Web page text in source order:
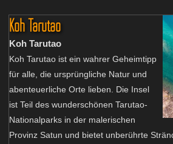
Koh Tarutao
Koh Tarutao
Koh Tarutao ist ein wahrer Geheimtipp
für alle, die ursprüngliche Natur und
abenteuerliche Orte lieben. Die Insel
ist Teil des wunderschönen Tarutao-
Nationalparks in der malerischen
Provinz Satun und bietet unberührte